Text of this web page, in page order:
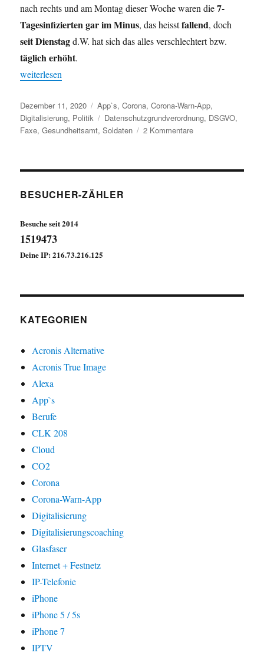
nach rechts und am Montag dieser Woche waren die7-
Tagesinfiziertengar im Minus, das heisstfallend, doch
seit Dienstagd.W. hat sich das alles verschlechtert bzw.
täglich erhöht.
„Denn Sie wissen nicht, was sie tun“
weiterlesen
Veröffentlicht
am
Dezember 11, 2020 Kategorien
App`s,Corona,Corona-Warn-App,
Digitalisierung, Politik Schlagwörter
Datenschutzgrundverordnung, DSGVO,
Faxe,Gesundheitsamt,Soldaten 2 Kommentarezu
BESUCHER-ZÄHLER
Besuche seit 2014
1519473
Deine IP: 216.73.216.125
KATEGORIEN
Acronis Alternative
Acronis True Image
Alexa
App`s
Berufe
CLK 208
Cloud
CO2
Corona
Corona-Warn-App
Digitalisierung
Digitalisierungscoaching
Glasfaser
Internet + Festnetz
IP-Telefonie
iPhone
iPhone 5 / 5s
iPhone 7
IPTV